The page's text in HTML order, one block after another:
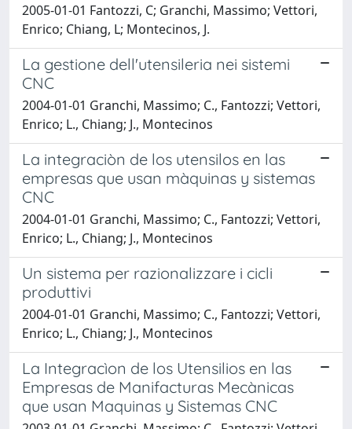
2005-01-01 Fantozzi, C; Granchi, Massimo; Vettori,
Enrico; Chiang, L; Montecinos, J.
La gestione dell'utensileria nei sistemi
CNC
2004-01-01 Granchi, Massimo; C., Fantozzi; Vettori,
Enrico; L., Chiang; J., Montecinos
La integraciòn de los utensilos en las
empresas que usan màquinas y sistemas
CNC
2004-01-01 Granchi, Massimo; C., Fantozzi; Vettori,
Enrico; L., Chiang; J., Montecinos
Un sistema per razionalizzare i cicli
produttivi
2004-01-01 Granchi, Massimo; C., Fantozzi; Vettori,
Enrico; L., Chiang; J., Montecinos
La Integracìon de los Utensilios en las
Empresas de Manifacturas Mecànicas
que usan Maquinas y Sistemas CNC